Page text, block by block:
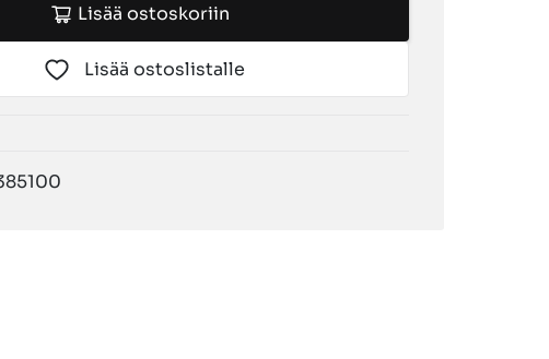
Lisää ostoskoriin
Lisää ostoslistalle